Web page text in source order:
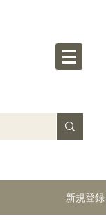
新規登録